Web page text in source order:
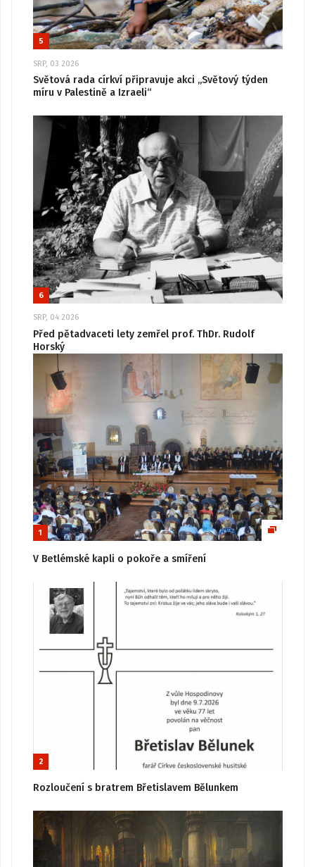
5
SRP, 03 2026
Světová rada církví připravuje akci „Světový týden
míru v Palestině a Izraeli“
6
SRP, 04 2026
Před pětadvaceti lety zemřel prof. ThDr. Rudolf
Horský
1
V Betlémské kapli o pokoře a smíření
2
Rozloučení s bratrem Břetislavem Bělunkem